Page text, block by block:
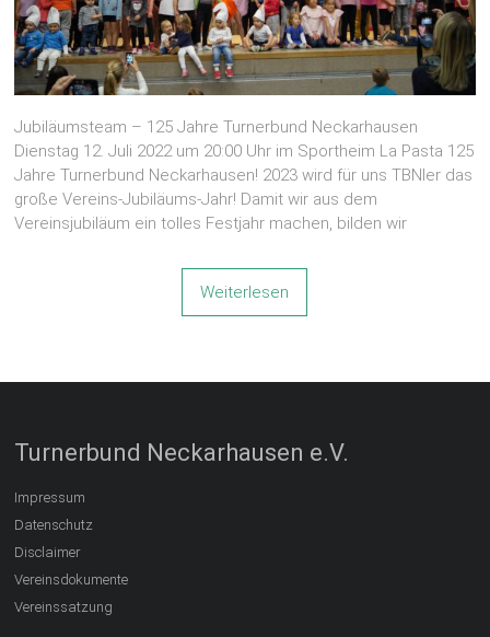
Jubiläumsteam – 125 Jahre Turnerbund Neckarhausen
Dienstag 12. Juli 2022 um 20:00 Uhr im Sportheim La Pasta 125
Jahre Turnerbund Neckarhausen! 2023 wird für uns TBNler das
große Vereins-Jubiläums-Jahr! Damit wir aus dem
Vereinsjubiläum ein tolles Festjahr machen, bilden wir
Weiterlesen
Turnerbund Neckarhausen e.V.
Impressum
Datenschutz
Disclaimer
Vereinsdokumente
Vereinssatzung